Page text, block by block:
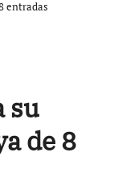
entradas
su
de 8